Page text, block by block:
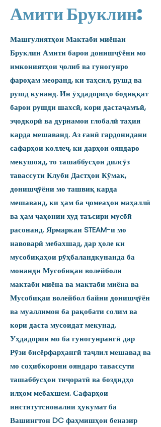
Амити Бруклин:
Машғулиятҳои Мактаби миёнаи
Бруклин Амити барои донишҷӯёни мо
имкониятҳои ҷолиб ва гуногунро
фароҳам меоранд, ки таҳсил, рушд ва
рушд кунанд. Ин ӯҳдадориҳо бодиққат
барои рушди шахсӣ, кори дастаҷамъӣ,
эҷодкорӣ ва дурнамои глобалӣ таҳия
карда мешаванд. Аз ғанӣ гардонидани
сафарҳои коллеҷ, ки дарҳои ояндаро
мекушояд, то ташаббусҳои дилсӯз
тавассути Клуби Дастҳои Кӯмак,
донишҷӯёни мо ташвиқ карда
мешаванд, ки ҳам ба ҷомеаҳои маҳаллӣ
ва ҳам ҷаҳонии худ таъсири мусбӣ
расонанд. Ярмаркаи STEAM-и мо
навоварӣ мебахшад, дар ҳоле ки
мусобиқаҳои рӯҳбаландкунанда ба
монанди Мусобиқаи волейболи
мактаби миёна ва мактаби миёна ва
Мусобиқаи волейбол байни донишҷӯён
ва муаллимон ба рақобати солим ва
кори даста мусоидат мекунад.
Уҳдадории мо ба гуногунрангӣ дар
Рӯзи бисёрфарҳангӣ таҷлил мешавад ва
мо соҳибкорони ояндаро тавассути
ташаббусҳои тиҷоратӣ ва боздидҳо
илҳом мебахшем. Сафарҳои
институтсионалии ҳукумат ба
Вашингтон DC фаҳмишҳои беназир